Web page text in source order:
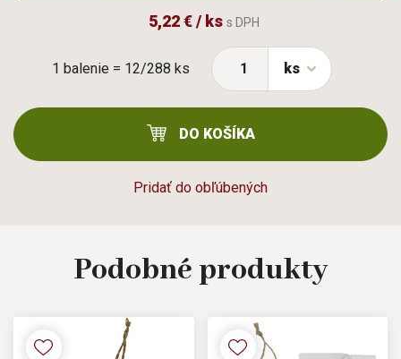
1 balenie = 12/288 ks
Pridať do obľúbených
5,22 € / ks s DPH
ks
DO KOŠÍKA
Podobné produkty